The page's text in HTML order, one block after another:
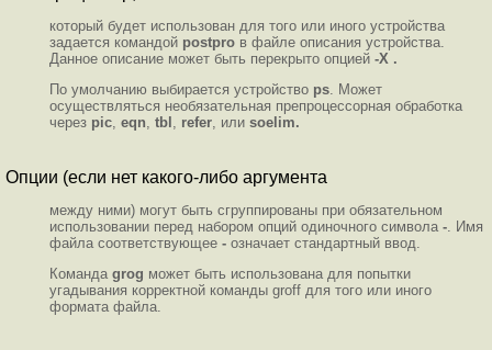
который будет использован для того или иного устройства
задается командой postpro в файле описания устройства.
Данное описание может быть перекрыто опцией -X .
По умолчанию выбирается устройство ps. Может
осуществляться необязательная препроцессорная обработка
через pic, eqn, tbl , refer, или soelim.
Опции (если нет какого-либо аргумента
между ними) могут быть сгруппированы при обязательном
использовании перед набором опций одиночного символа - . Имя
файла соответствующее - означает стандартный ввод.
Команда grog может быть использована для попытки
угадывания корректной команды groff для того или иного
формата файла.